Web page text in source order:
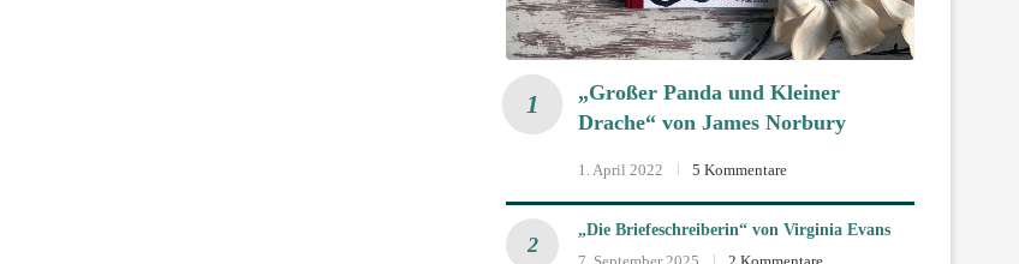
„Großer Panda und Kleiner
Drache“ von James Norbury
1. April 2022 5 Kommentare
„Die Briefeschreiberin“ von Virginia Evans